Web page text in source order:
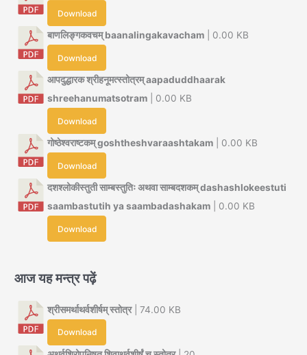
Download
बाणलिङ्गकवचम् baanalingakavacham | 0.00 KB
Download
आपदुद्धारक श्रीहनूमत्स्तोत्रम् aapaduddhaarak
shreehanumatsotram | 0.00 KB
Download
गोष्ठेश्वराष्टकम् goshtheshvaraashtakam | 0.00 KB
Download
दशश्लोकीस्तुती साम्बस्तुतिः अथवा साम्बदशकम् dashashlokeestuti
saambastutih ya saambadashakam | 0.00 KB
Download
आज यह मन्त्र पढ़ें
श्रीसमर्थाथर्वशीर्षम् स्तोत्र| 74.00 KB
Download